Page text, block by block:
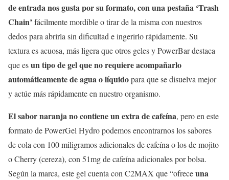
de entrada nos gusta por su formato, con una pestaña ‘Trash
Chain’ fácilmente mordible o tirar de la misma con nuestros
dedos para abrirla sin dificultad e ingerirlo rápidamente. Su
textura es acuosa, más ligera que otros geles y PowerBar destaca
que esun tipo de gel que no requiere acompañarlo
automáticamente de agua o líquidopara que se disuelva mejor
y actúe más rápidamente en nuestro organismo.
El sabor naranja no contiene un extra de cafeína, pero en este
formato de PowerGel Hydro podemos encontrarnos los sabores
de cola con 100 miligramos adicionales de cafeína o los de mojito
o Cherry (cereza), con 51mg de cafeína adicionales por bolsa.
Según la marca, este gel cuenta con C2MAX que “ofreceuna